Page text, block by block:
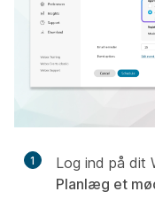
1
Log ind på dit
Planlæg et